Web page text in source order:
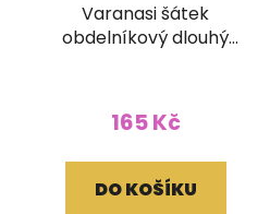
Varanasi šátek
obdelníkový dlouhý
165 Kč
DO KOŠÍKU